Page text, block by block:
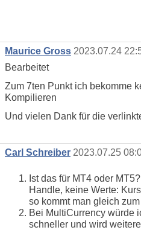
Maurice Gross 2023.07.24
Bearbeitet
Zum 7ten Punkt ich bekomme
Kompilieren
Und vielen Dank für die
Carl Schreiber 2023.07.25
Ist das für MT4 oder
Handle, keine Werte:
so kommt man gleich
Bei MultiCurrency würde
schneller und wird